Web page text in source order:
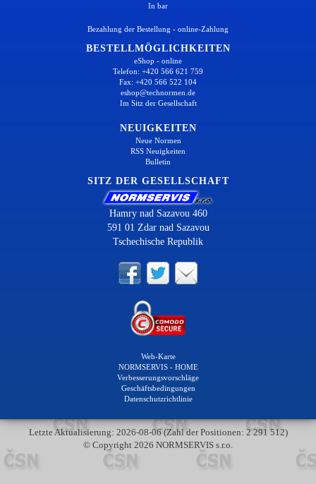
In bar
Bezahlung der Bestellung - online-Zahlung
BESTELLMÖGLICHKEITEN
eShop - online
Telefon: +420 566 621 759
Fax: +420 566 522 104
eshop@technormen.de
Im Sitz der Gesellschaft
NEUIGKEITEN
Neue Normen
RSS Neuigkeiten
Bulletin
SITZ DER GESELLSCHAFT
Hamry nad Sazavou 460
591 01 Zdar nad Sazavou
Tschechische Republik
Web-Karte
NORMSERVIS - HOME
Verbesserungsvorschläge
Geschäftsbedingungen
Datenschutzrichtlinie
Letzte Aktualisierung: 2026-08-06 (Zahl der Positionen: 2 291 512)
© Copyright 2026 NORMSERVIS s.r.o.